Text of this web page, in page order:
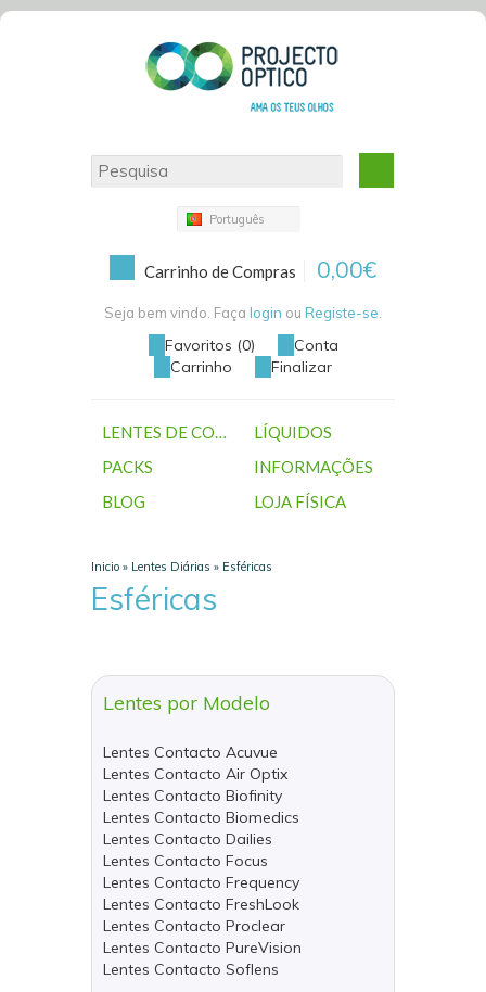
Português
Carrinho de Compras 0,00€
Seja bem vindo. Faça login ou Registe-se
Favoritos (0)
Conta
Carrinho
Finalizar
LENTES DE CONTACTO
LÍQUIDOS
PACKS
INFORMAÇÕES
BLOG
LOJA FÍSICA
Inicio » Lentes Diárias » Esféricas
Esféricas
Lentes por Modelo
Lentes Contacto Acuvue
Lentes Contacto Air Optix
Lentes Contacto Biofinity
Lentes Contacto Biomedics
Lentes Contacto Dailies
Lentes Contacto Focus
Lentes Contacto Frequency
Lentes Contacto FreshLook
Lentes Contacto Proclear
Lentes Contacto PureVision
Lentes Contacto Soflens